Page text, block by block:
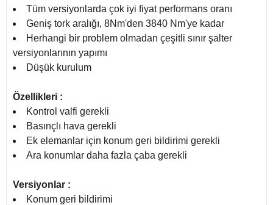
Tüm versiyonlarda çok iyi fiyat performans oranı
Geniş tork aralığı, 8Nm'den 3840 Nm'ye kadar
Herhangi bir problem olmadan çeşitli sınır şalter
versiyonlarının yapımı
Düşük kurulum
Özellikleri :
Kontrol valfi gerekli
Basınçlı hava gerekli
Ek elemanlar için konum geri bildirimi gerekli
Ara konumlar daha fazla çaba gerekli
Versiyonlar :
Konum geri bildirimi